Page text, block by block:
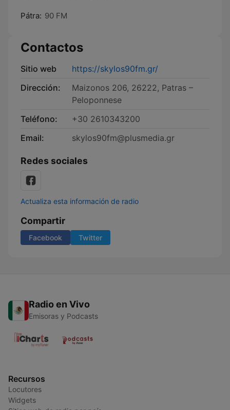
Pátra: 90 FM
Contactos
Sitio web
https://skylos90fm.gr/
Dirección:
Maizonos 206, 26222, Patras –
Peloponnese
Teléfono:
+30 2610343200
Email:
skylos90fm@plusmedia.gr
Redes sociales
Actualiza esta información de radio
Compartir
Facebook Twitter
Radio en Vivo
Emisoras y Podcasts
Recursos
Locutores
Widgets